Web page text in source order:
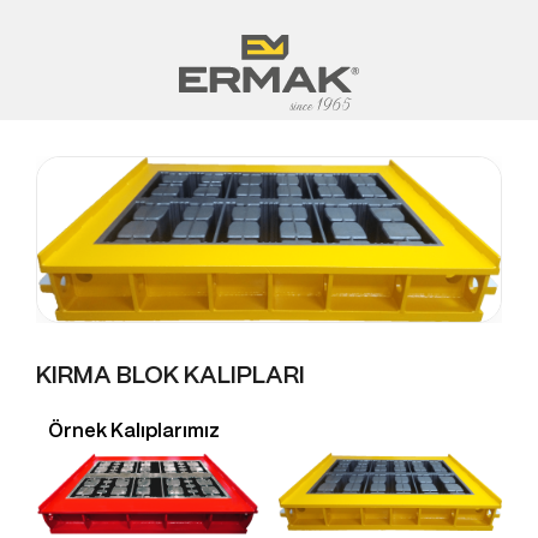
KIRMA BLOK KALIPLARI
Örnek Kalıplarımız